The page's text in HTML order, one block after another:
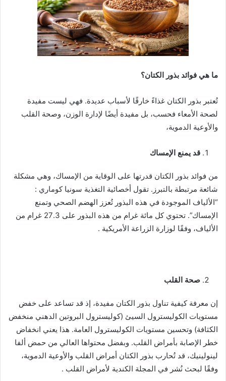
ما هي فوائد بذور الكتان؟
تُعتبر بذور الكتان غذاءً خارقًا لأسباب عديدة. فهي ليست مفيدة
لصحة الأمعاء فحسب، بل مفيدة أيضًا لإدارة الوزن، وصحة القلب
والأوعية الدموية،
قد يمنع الإمساك
من فوائد بذور الكتان قدرتها على الوقاية من الإمساك، وهي مشكلة
شائعة مرتبطة بالتبرز. تقول أخصائية التغذية سونيا كوماري :
“الألياف الموجودة في هذه البذور تُعزز الهضم الصحي وتمنع
الإمساك”. تحتوي كل مائة غرام من هذه البذور على 27.3 غرام من
الألياف، وفقًا لوزارة الزراعة الأمريكية .
صحة القلب
إن معرفة كيفية تناول بذور الكتان مفيدة، إذ قد تساعد على خفض
مستويات الكوليسترول السيئ (كوليسترول البروتين الدهني منخفض
الكثافة) وتحسين مستويات الكوليسترول العامة. هذا يعني انخفاض
خطر الإصابة بأمراض القلب. وبفضل محتواها العالي من حمض ألفا
لينولينيك، قد تُحارب بذور الكتان أمراض القلب والأوعية الدموية،
وفقًا لبحث نُشر في المجلة الكندية لأمراض القلب .